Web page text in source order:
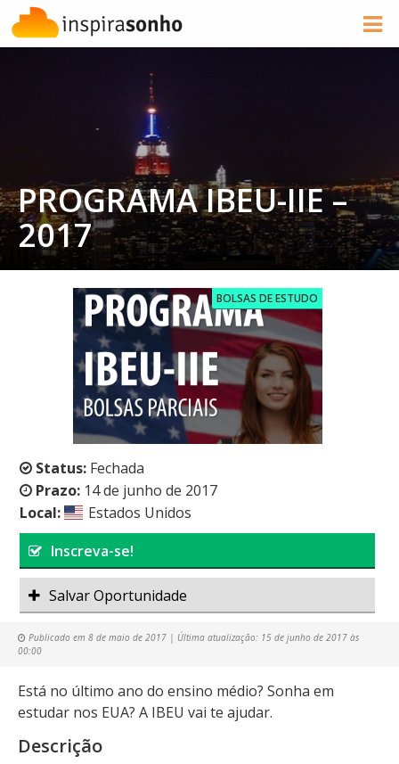
PROGRAMA IBEU-IIE –
2017
BOLSAS DE ESTUDO
Status: Fechada
Prazo: 14 de junho de 2017
Local:
Estados Unidos
Inscreva-se!
Salvar Oportunidade
Publicado em 8 de maio de 2017 | Última atualização: 15 de junho de 2017 às
00:00
Está no último ano do ensino médio? Sonha em
estudar nos EUA? A IBEU vai te ajudar.
Descrição